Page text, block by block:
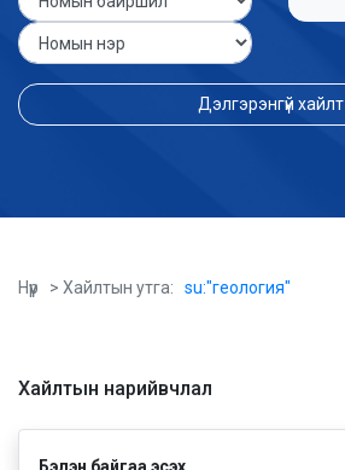
Дэлгэрэнгүй хайлт
Нүүр > Хайлтын утга: su:"геология"
Хайлтын нарийвчлал